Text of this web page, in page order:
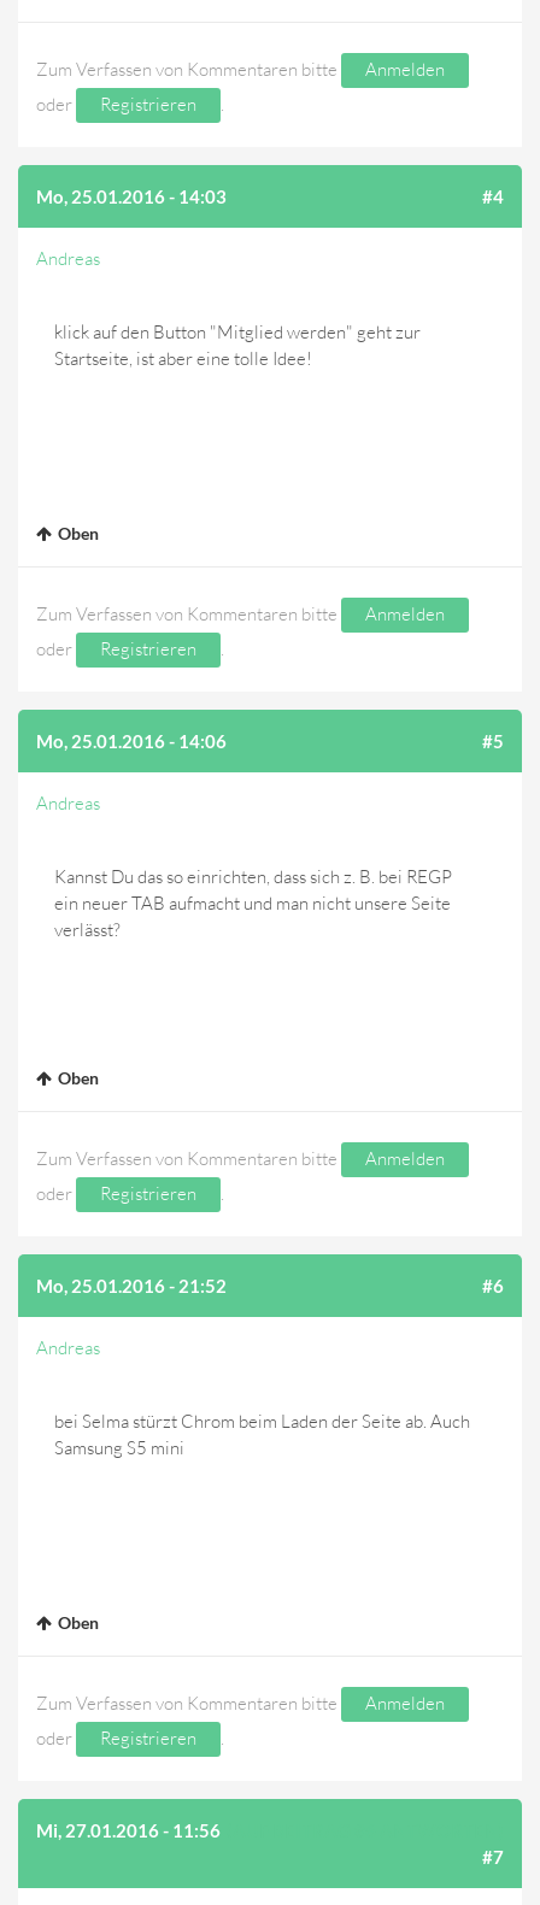
Zum Verfassen von Kommentaren bitte
Anmelden
oder
Registrieren .
Mo, 25.01.2016 - 14:03 #4
Andreas
klick auf den Button "Mitglied werden" geht zur
Startseite, ist aber eine tolle Idee!
Oben
Zum Verfassen von Kommentaren bitte
Anmelden
oder
Registrieren .
Mo, 25.01.2016 - 14:06 #5
Andreas
Kannst Du das so einrichten, dass sich z. B. bei REGP
ein neuer TAB aufmacht und man nicht unsere Seite
verlässt?
Oben
Zum Verfassen von Kommentaren bitte
Anmelden
oder
Registrieren .
Mo, 25.01.2016 - 21:52 #6
Andreas
bei Selma stürzt Chrom beim Laden der Seite ab. Auch
Samsung S5 mini
Oben
Zum Verfassen von Kommentaren bitte
Anmelden
oder
Registrieren .
Mi, 27.01.2016 - 11:56
#7